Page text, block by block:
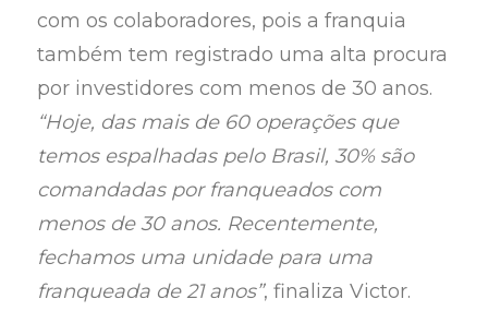
com os colaboradores, pois a franquia
também tem registrado uma alta procura
por investidores com menos de 30 anos.
“Hoje, das mais de 60 operações que
temos espalhadas pelo Brasil, 30% são
comandadas por franqueados com
menos de 30 anos. Recentemente,
fechamos uma unidade para uma
franqueada de 21 anos”, finaliza Victor.